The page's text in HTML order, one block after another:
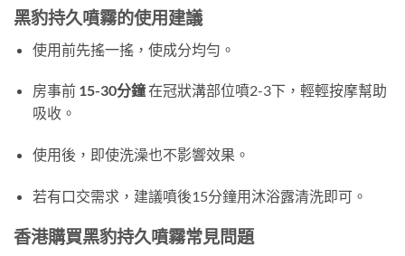
黑豹持久噴霧的使用建議
使用前先搖一搖，使成分均勻。
房事前 15-30分鐘在冠狀溝部位噴2-3下，輕輕按摩幫助
吸收。
使用後，即使洗澡也不影響效果。
若有口交需求，建議噴後15分鐘用沐浴露清洗即可。
香港購買黑豹持久噴霧常見問題